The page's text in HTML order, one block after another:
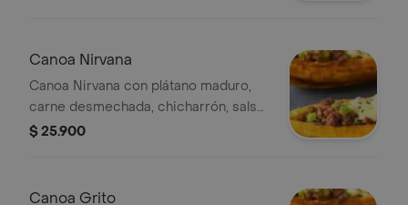
Canoa Nirvana
Canoa Nirvana con plátano maduro,
carne desmechada, chicharrón, salsa
criolla y queso derretido.
$ 25.900
Canoa Grito